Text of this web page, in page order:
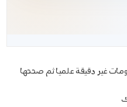
غير دقيقة علميا ثم صححها